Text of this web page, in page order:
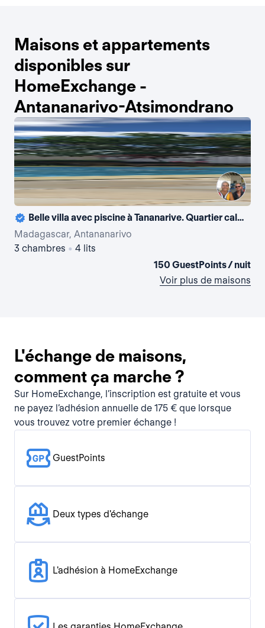
Maisons et appartements
disponibles sur
HomeExchange -
Antananarivo-Atsimondrano
Belle villa avec piscine à Tananarive. Quartier calme proche du lycée français.
Madagascar, Antananarivo
3 chambres • 4 lits
150 GuestPoints / nuit
Voir plus de maisons
L'échange de maisons,
comment ça marche ?
Sur HomeExchange, l’inscription est gratuite et vous
ne payez l’adhésion annuelle de 175 € que lorsque
vous trouvez votre premier échange !
GuestPoints
Deux types d'échange
L'adhésion à HomeExchange